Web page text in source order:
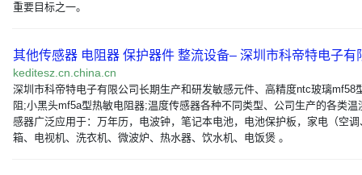
重要目标之一。
其他传感器 电阻器 保护器件 整流设备– 深圳市科帝特电子
keditesz.cn.china.cn
深圳市科帝特电子有限公司长期生产和研发敏感元件、高精度ntc玻璃mf58
阻;小黑头mf5a型热敏电阻器;温度传感器各种不同类型、公司生产的各类温
感器广泛应用于：万年历，电波钟，笔记本电池，电池保护板，家电（空调
箱、电视机、洗衣机、微波炉、热水器、饮水机、电饭煲 。